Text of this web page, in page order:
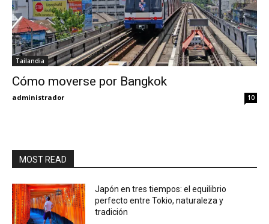
My
Tailandia
Cómo moverse por Bangkok
administrador 10
MOST READ
Japón en tres tiempos: el equilibrio
perfecto entre Tokio, naturaleza y
tradición